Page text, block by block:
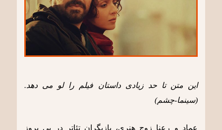
این متن تا حد زیادی داستان فیلم را لو می دهد.
(سینما-چشم)
عماد و رعنا زوج هنری، بازیگران تئاتر در پی بروز